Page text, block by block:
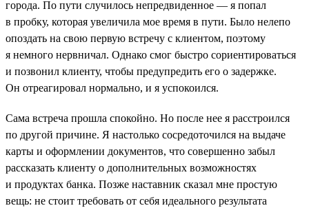
города. По пути случилось непредвиденное — я попал
в пробку, которая увеличила мое время в пути. Было нелепо
опоздать на свою первую встречу с клиентом, поэтому
я немного нервничал. Однако смог быстро сориентироваться
и позвонил клиенту, чтобы предупредить его о задержке.
Он отреагировал нормально, и я успокоился.
Сама встреча прошла спокойно. Но после нее я расстроился
по другой причине. Я настолько сосредоточился на выдаче
карты и оформлении документов, что совершенно забыл
рассказать клиенту о дополнительных возможностях
и продуктах банка. Позже наставник сказал мне простую
вещь: не стоит требовать от себя идеального результата